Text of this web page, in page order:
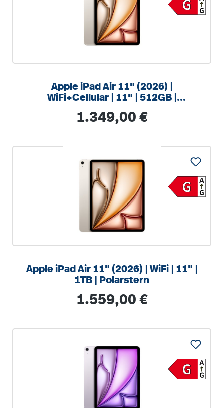
Apple iPad Air 11" (2026) |
WiFi+Cellular | 11" | 512GB |
Regulärer Preis:
1.349,00 €
Apple iPad Air 11" (2026) | WiFi | 11" |
1TB | Polarstern
Regulärer Preis:
1.559,00 €